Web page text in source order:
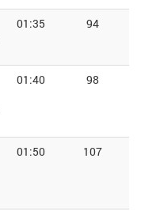
01:35 94
01:40 98
01:50 107